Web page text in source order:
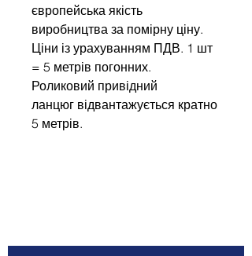
європейська якість
виробництва за помірну ціну.
Ціни із урахуванням ПДВ. 1 шт
= 5 метрів погонних.
Роликовий привідний
ланцюг відвантажується кратно
5 метрів.